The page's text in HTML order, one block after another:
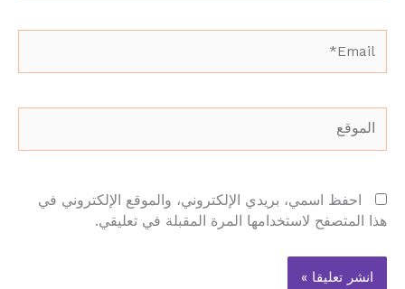
احفظ اسمي، بريدي الإلكتروني، والموقع الإلكتروني في
هذا المتصفح لاستخدامها المرة المقبلة في تعليقي.